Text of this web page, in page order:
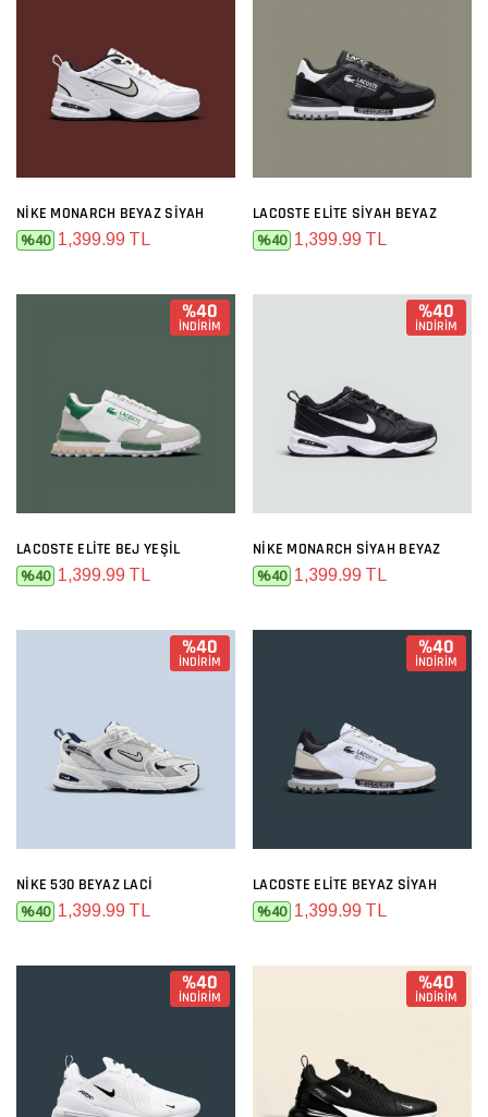
NIKE MONARCH BEYAZ SIYAH
%40 1,399.99 TL
LACOSTE ELITE SIYAH BEYAZ
%40 1,399.99 TL
%40
İNDİRİM
LACOSTE ELITE BEJ YEŞIL
%40 1,399.99 TL
%40
İNDİRİM
NIKE MONARCH SIYAH BEYAZ
%40 1,399.99 TL
%40
İNDİRİM
NIKE 530 BEYAZ LACI
%40 1,399.99 TL
%40
İNDİRİM
LACOSTE ELITE BEYAZ SIYAH
%40 1,399.99 TL
%40
İNDİRİM
%40
İNDİRİM